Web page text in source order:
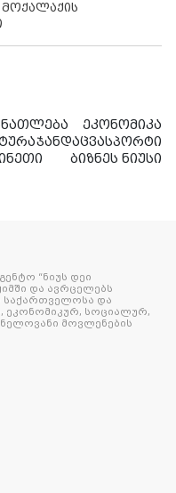
ეკონომიკა
ჯანდაცვასპორტი
ბიზნეს ნიუსი
“ნიუს დეი
და ავრცელებს
საქართველოსა და
ეკონომიკურ, სოციალურ,
მოვლენების